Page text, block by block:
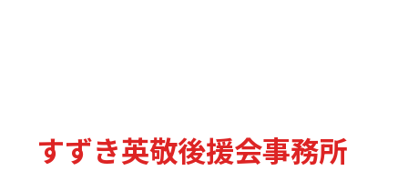
すずき英敬後援会事務所